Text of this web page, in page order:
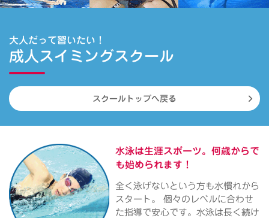
大人だって習いたい！
成人スイミングスクール
スクールトップへ戻る
水泳は生涯スポーツ。 何歳からで
も始められます！
全く泳げないという方も水慣れから
スタート。 個々のレベルに合わせ
た指導で安心です。水泳は長く続け